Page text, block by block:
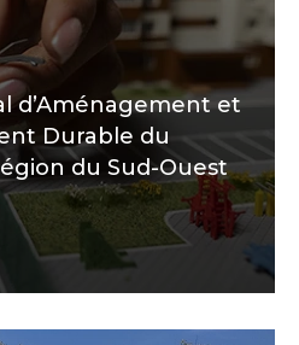
d’Aménagement et
Durable du
du Sud-Ouest